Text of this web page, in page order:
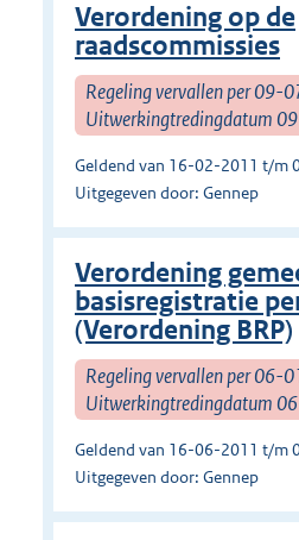
Verordening op de
raadscommissies
Regeling vervallen per 09-
Uitwerkingtredingdatum
Geldend van 16-02-2011 t/m
Uitgegeven door: Gennep
Verordening
basisregistratie
(Verordening BRP)
Regeling vervallen per 06-
Uitwerkingtredingdatum
Geldend van 16-06-2011 t/m
Uitgegeven door: Gennep